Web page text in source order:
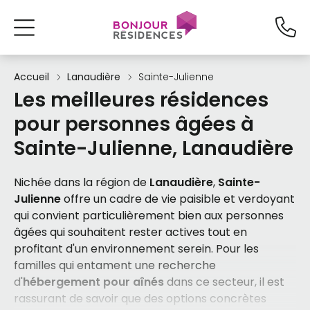
Accueil Lanaudière Sainte-Julienne
Les meilleures résidences
pour personnes âgées à
Sainte-Julienne, Lanaudière
Nichée dans la région de Lanaudière, Sainte-
Julienneoffre un cadre de vie paisible et verdoyant
qui convient particulièrement bien aux personnes
âgées qui souhaitent rester actives tout en
profitant d'un environnement serein. Pour les
familles qui entament une recherche
d'hébergement pour aînés dans ce secteur, il est
rassurant de savoir que des options concrètes